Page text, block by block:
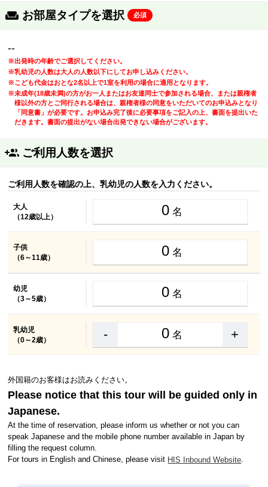
お部屋タイプを選択 必須
--
※出発時の年齢でご選択してください。
※乳幼児の人数は大人の人数以下にしてお申し込みください。
※こども代金はおとな2名以上で1室を利用の場合に適用となります。
※未成年(18歳未満)の方がお一人またはお友達同士で参加される場合、または親権者
様以外の方とご同行される場合は、親権者様の同意をいただいてのお申込みとなり
「同意書」が必要です。お申込み完了後に必要事項をご記入の上、書面を提出いた
だきます。書面の提出がない場合出発できない場合がございます。
ご利用人数を選択
ご利用人数を確認の上、乳幼児の人数を入力ください。
大人
（12歳以上）
0 名
子供
（6～11歳）
0 名
幼児
（3～5歳）
0 名
乳幼児
（0～2歳）
- 0 名 +
外国籍のお客様はお読みください。
Please notice that this tour will be guided only in
Japanese.
At the time of reservation, please inform us whether or not you can
speak Japanese and the mobile phone number available in Japan by
filling the request column.
For tours in English and Chinese, please visit HIS Inbound Website.